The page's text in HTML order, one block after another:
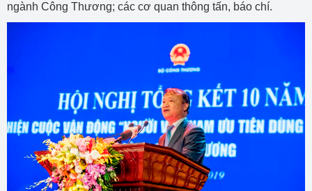
ngành Công Thương; các cơ quan thông tấn, báo chí.